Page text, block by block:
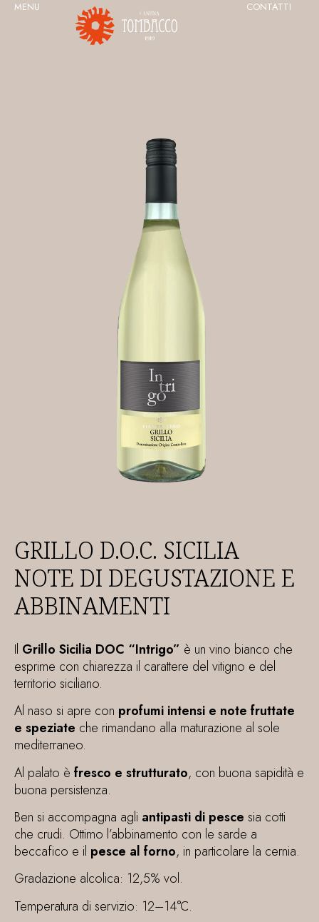
MENU CONTATTI
GRILLO D.O.C. SICILIA
NOTE DI DEGUSTAZIONE E
ABBINAMENTI
Il Grillo Sicilia DOC “Intrigo” è un vino bianco che
esprime con chiarezza il carattere del vitigno e del
territorio siciliano.
Al naso si apre con profumi intensi e note fruttate
e speziate che rimandano alla maturazione al sole
mediterraneo.
Al palato è fresco e strutturato, con buona sapidità e
buona persistenza.
Ben si accompagna agli antipasti di pesce sia cotti
che crudi. Ottimo l’abbinamento con le sarde a
beccafico e il pesce al forno, in particolare la cernia.
Gradazione alcolica: 12,5% vol.
Temperatura di servizio: 12–14°C.